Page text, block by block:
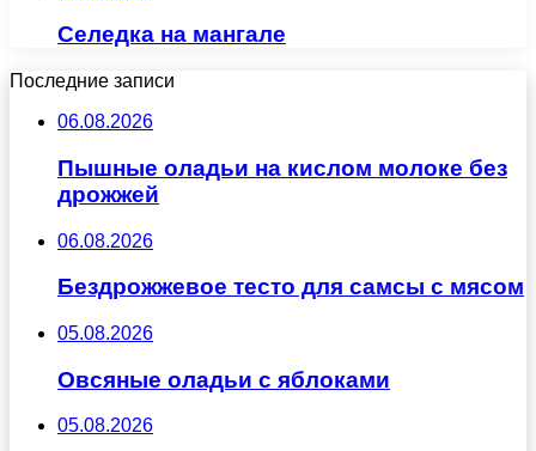
Селедка на мангале
Последние записи
06.08.2026
Пышные оладьи на кислом молоке без
дрожжей
06.08.2026
Бездрожжевое тесто для самсы с мясом
05.08.2026
Овсяные оладьи с яблоками
05.08.2026